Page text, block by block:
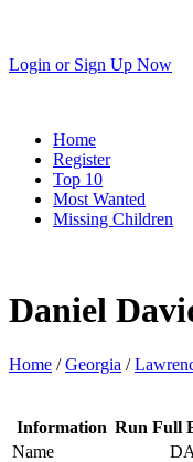
Login or Sign Up Now
Home
Register
Top 10
Most Wanted
Missing Children
Daniel
Home /Georgia /
Information Run Full
Name